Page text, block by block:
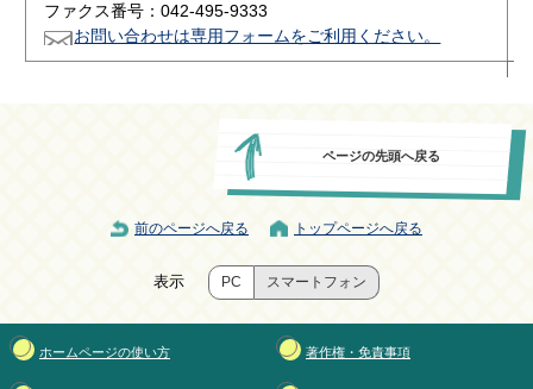
ファクス番号：042-495-9333
お問い合わせは専用フォームをご利用ください。
ページの先頭へ戻る
前のページへ戻る トップページへ戻る
表示 PC スマートフォン
ホームページの使い方 著作権・免責事項